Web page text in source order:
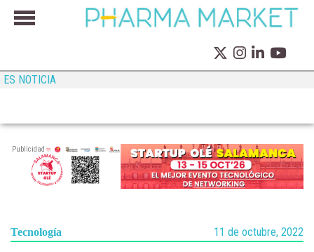
ES NOTICIA
Publicidad
Tecnología 11 de octubre, 2022